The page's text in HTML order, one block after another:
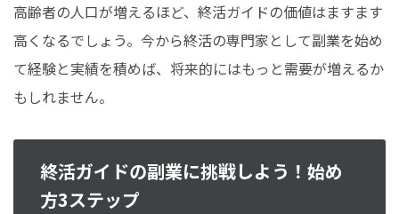
高齢者の人口が増えるほど、終活ガイドの価値はますます
高くなるでしょう。今から終活の専門家として副業を始め
て経験と実績を積めば、将来的にはもっと需要が増えるか
もしれません。
終活ガイドの副業に挑戦しよう！始め
方3ステップ